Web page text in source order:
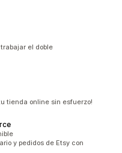
el doble
tienda online sin esfuerzo!
y pedidos de Etsy con